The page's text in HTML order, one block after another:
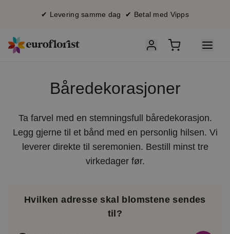
✔ Levering samme dag ✔ Betal med Vipps
Båredekorasjoner
Ta farvel med en stemningsfull båredekorasjon.
Legg gjerne til et bånd med en personlig hilsen. Vi
leverer direkte til seremonien. Bestill minst tre
virkedager før.
Hvilken adresse skal blomstene sendes
til?